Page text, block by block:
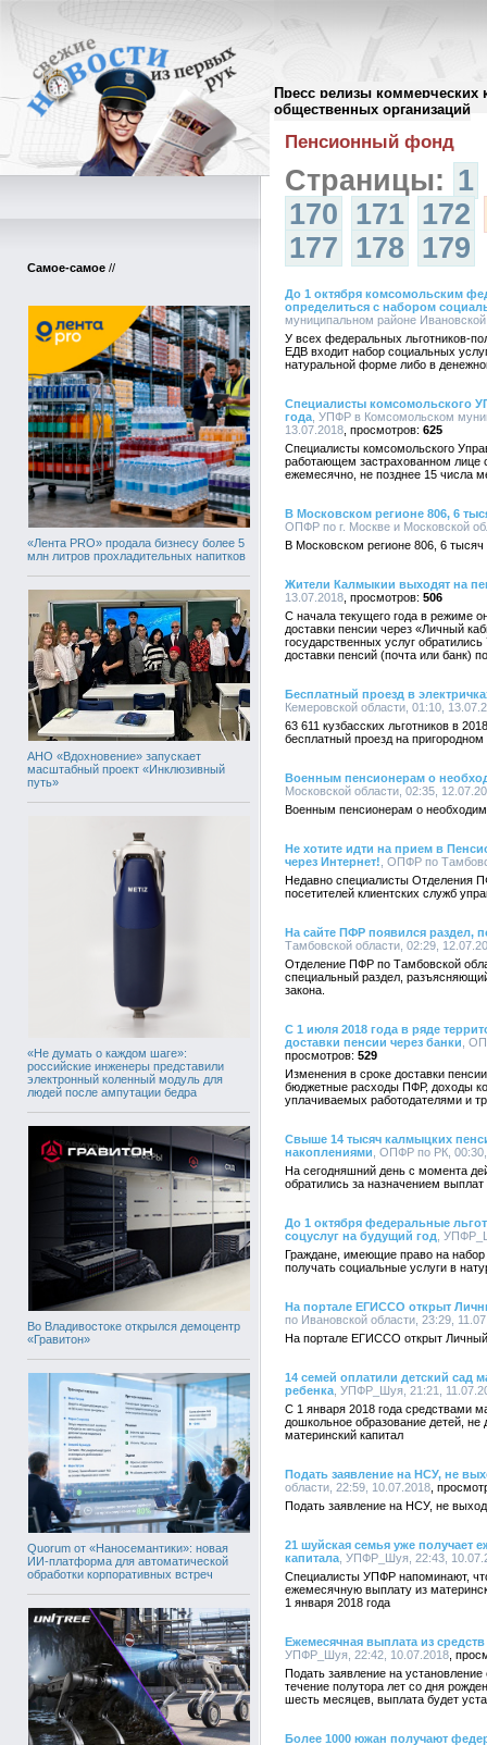
Пресс релизы коммерческих
общественных организаций
Самое-самое //
«Лента PRO» продала бизнесу более 5
млн литров прохладительных напитков
АНО «Вдохновение» запускает
масштабный проект «Инклюзивный
путь»
«Не думать о каждом шаге»:
российские инженеры представили
электронный коленный модуль для
людей после ампутации бедра
Во Владивостоке открылся демоцентр
«Гравитон»
Quorum от «Наносемантики»: новая
ИИ-платформа для автоматической
обработки корпоративных встреч
Архив пресс-релизов//
Пенсионный фонд
Страницы: 1
170 171 172
177 178 179
До 1 октября комсомольским
определиться с набором
муниципальном районе
У всех федеральных льготников-
ЕДВ входит набор социальных
натуральной форме либо в
Специалисты комсомольского
года , УПФР в Комсомольском
13.07.2018
625
Специалисты комсомольского
работающем застрахованном лице
ежемесячно, не позднее 15 числа
В Московском регионе 806, 6
ОПФР по г. Москве и Московской
В Московском регионе 806, 6
Жители Калмыкии выходят на
13.07.2018
506
С начала текущего года в режиме
доставки пенсии через «Личный
государственных услуг
доставки пенсий (почта или банк)
Бесплатный проезд в
Кемеровской области, 01:10,
63 611 кузбасских льготников в
бесплатный проезд на
Военным пенсионерам о
Московской области, 02:35,
Военным пенсионерам о
Не хотите идти на прием в
через Интернет! , ОПФР по
Недавно специалисты Отделения
посетителей клиентских служб
На сайте ПФР появился раздел,
Тамбовской области, 02:29,
Отделение ПФР по Тамбовской
специальный раздел,
закона.
С 1 июля 2018 года в ряде
доставки пенсии через банки ,
529
Изменения в сроке доставки
бюджетные расходы ПФР, доходы
уплачиваемых работодателями и
Свыше 14 тысяч калмыцких
накоплениями , ОПФР по РК,
На сегодняшний день с момента
обратились за назначением
До 1 октября федеральные
соцуслуг на будущий год ,
Граждане, имеющие право на
получать социальные услуги в
На портале ЕГИССО открыт
по Ивановской области, 23:29,
На портале ЕГИССО открыт Личный
14 семей оплатили детский сад
ребенка , УПФР_Шуя, 21:21,
С 1 января 2018 года средствами
дошкольное образование детей,
материнский капитал
Подать заявление на НСУ, не
области, 22:59, 10.07.2018
Подать заявление на НСУ, не
21 шуйская семья уже получает
капитала , УПФР_Шуя, 22:43,
Специалисты УПФР напоминают,
ежемесячную выплату из
1 января 2018 года
Ежемесячная выплата из
УПФР_Шуя, 22:42, 10.07.2018
Подать заявление на
течение полутора лет со дня
шесть месяцев, выплата будет
Более 1000 южан получают